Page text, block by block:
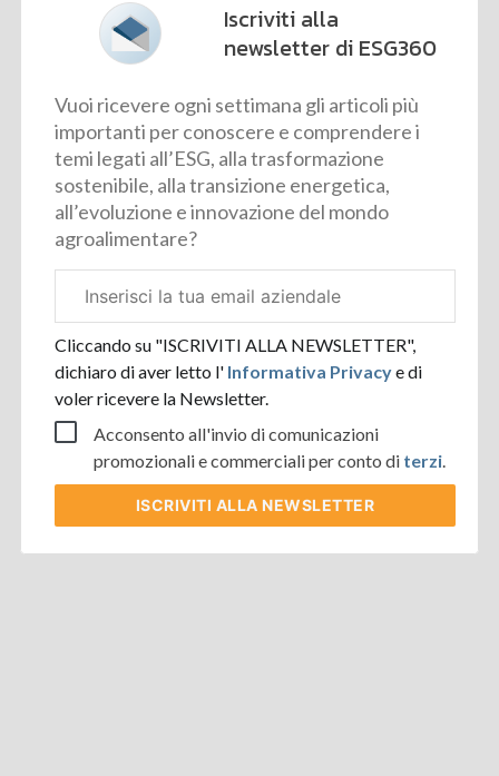
Iscriviti alla
newsletter di ESG360
Vuoi ricevere ogni settimana gli articoli più
importanti per conoscere e comprendere i
temi legati all’ESG, alla trasformazione
sostenibile, alla transizione energetica,
all’evoluzione e innovazione del mondo
agroalimentare?
aziendale
Cliccando su "ISCRIVITI ALLA NEWSLETTER",
dichiaro di aver letto l' Informativa Privacye di
voler ricevere la Newsletter.
Acconsento all'invio di comunicazioni
promozionali e commerciali per conto di terzi
ISCRIVITI ALLA NEWSLETTER